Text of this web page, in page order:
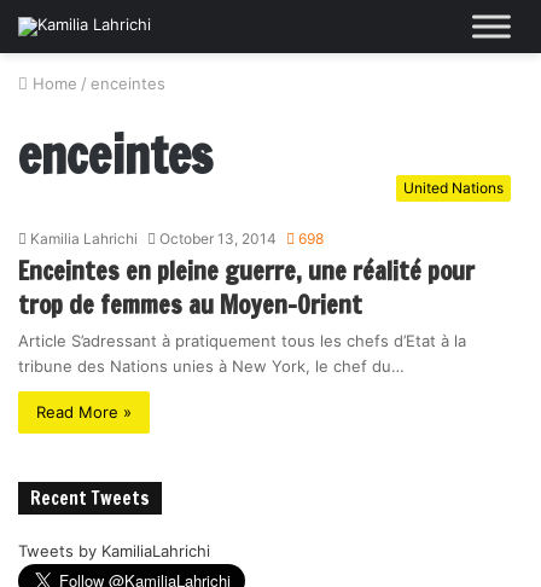
Home / enceintes
enceintes United Nations
Kamilia Lahrichi October 13, 2014 698
Enceintes en pleine guerre, une réalité pour
trop de femmes au Moyen-Orient
Article S’adressant à pratiquement tous les chefs d’Etat à la
tribune des Nations unies à New York, le chef du…
Read More »
Recent Tweets
Tweets by KamiliaLahrichi